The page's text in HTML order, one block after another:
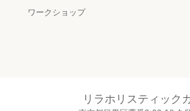
ワークショップ
リラホリスティック